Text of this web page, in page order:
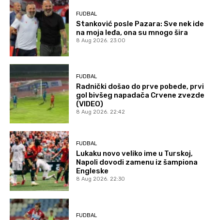
FUDBAL
Stanković posle Pazara: Sve nek ide
na moja leđa, ona su mnogo šira
8 Aug 2026. 23:00
FUDBAL
Radnički došao do prve pobede, prvi
gol bivšeg napadača Crvene zvezde
(VIDEO)
8 Aug 2026. 22:42
FUDBAL
Lukaku novo veliko ime u Turskoj,
Napoli dovodi zamenu iz šampiona
Engleske
8 Aug 2026. 22:30
FUDBAL